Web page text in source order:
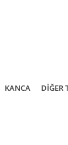
KANCA DİĞER